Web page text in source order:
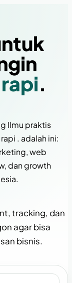
.
Ilmu praktis
. adalah ini:
web
dan growth
tracking, dan
agar bisa
bisnis.